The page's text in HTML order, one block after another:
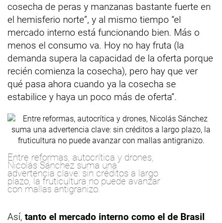
cosecha de peras y manzanas bastante fuerte en
el hemisferio norte”, y al mismo tiempo “el
mercado interno está funcionando bien. Más o
menos el consumo va. Hoy no hay fruta (la
demanda supera la capacidad de la oferta porque
recién comienza la cosecha), pero hay que ver
qué pasa ahora cuando ya la cosecha se
estabilice y haya un poco más de oferta”.
Entre reformas, autocrítica y drones,
Nicolás Sánchez suma una
advertencia clave: sin créditos a largo
plazo, la fruticultura no puede avanzar
con mallas antigranizo.
Así, tanto el mercado interno como el de Brasil